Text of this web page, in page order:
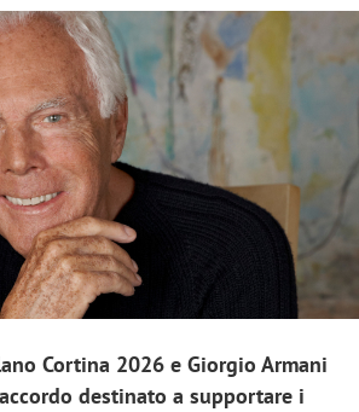
Cortina 2026 e Giorgio Armani
accordo destinato a supportare i